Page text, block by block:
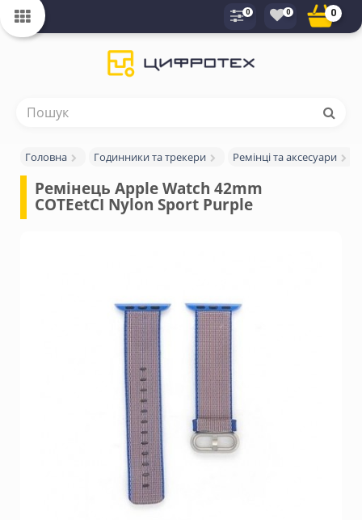
0
0 0
Головна Годинники та трекери Ремінці та аксесуари
Ремінець Apple Watch 42mm
COTEetCI Nylon Sport Purple